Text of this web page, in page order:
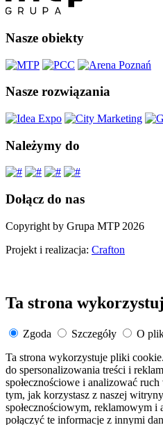
Nasze obiekty
Nasze rozwiązania
Należymy do
Dołącz do nas
Copyright by Grupa MTP 2026
Projekt i realizacja: Crafton
Ta strona
Zgoda Szczegóły
O
Ta strona wykorzystuje pliki
do spersonalizowania treści i
społecznościowe i analizować
tym, jak korzystasz z naszej
społecznościowym, reklamowym i
połączyć te informacje z innymi